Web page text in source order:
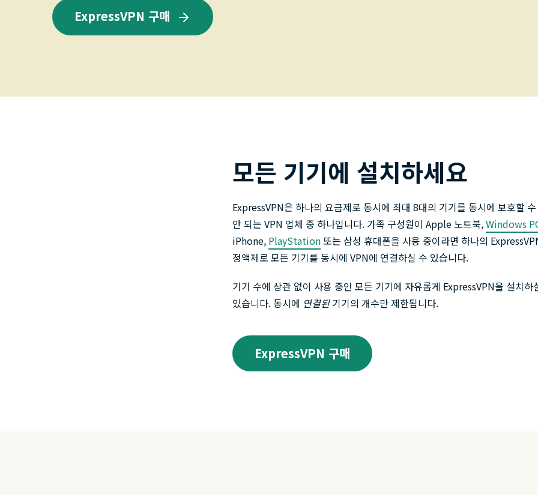
ExpressVPN 구매
모든 기기에 설치하세요
ExpressVPN은 하나의 요금제로 동시에 최대 8대의 기기를 동시에 보호할
안 되는 VPN 업체 중 하나입니다. 가족 구성원이 Apple 노트북,Windows
iPhone, PlayStation 또는 삼성 휴대폰을 사용 중이라면 하나의
정액제로 모든 기기를 동시에 VPN에 연결하실 수 있습니다.
기기 수에 상관 없이 사용 중인 모든 기기에 자유롭게 ExpressVPN을 설치하
있습니다. 동시에 연결된기기의 개수만 제한됩니다.
ExpressVPN 구매